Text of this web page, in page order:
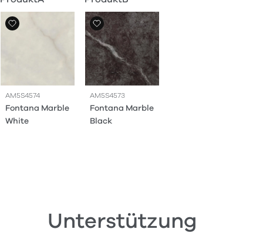
AM5S4574
Fontana Marble
White
AM5S4573
Fontana Marble
Black
Unterstützung